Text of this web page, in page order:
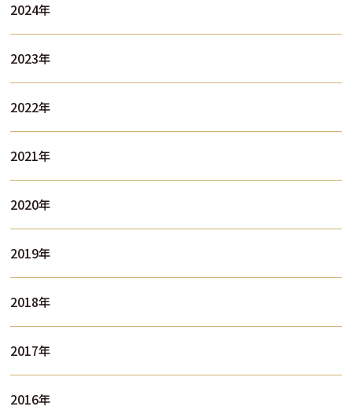
2024年
2023年
2022年
2021年
2020年
2019年
2018年
2017年
2016年